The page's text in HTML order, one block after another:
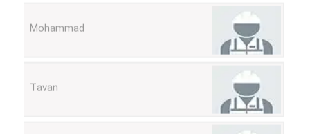
Tavan
akhtar shahsavandi